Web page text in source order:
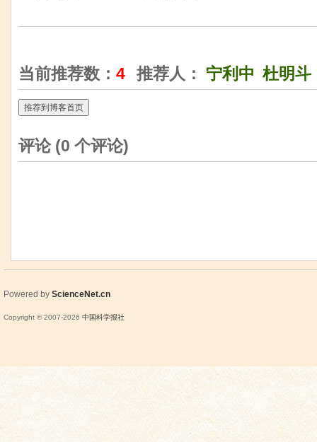
当前推荐数： 4 推荐人： 宁利中 杜明斗
推荐到博客首页
评论 (0 个评论)
Powered by ScienceNet.cn
Copyright © 2007-2026 中国科学报社